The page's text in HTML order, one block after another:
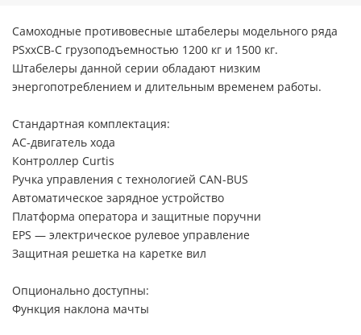
Самоходные противовесные штабелеры модельного ряда
PSxxCB-C грузоподъемностью 1200 кг и 1500 кг.
Штабелеры данной серии обладают низким
энергопотреблением и длительным временем работы.
Cтандартная комплектация:
АС-двигатель хода
Контроллер Curtis
Ручка управления с технологией CAN-BUS
Автоматическое зарядное устройство
Платформа оператора и защитные поручни
EPS — электрическое рулевое управление
Защитная решетка на каретке вил
Опционально доступны:
Функция наклона мачты